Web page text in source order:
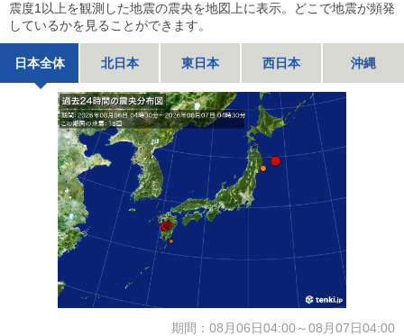
震度1以上を観測した地震の震央を地図上に表示。どこで地震が頻発
しているかを見ることができます。
日本全体 北日本 東日本 西日本 沖縄
期間：08月06日04:00～08月07日04:00